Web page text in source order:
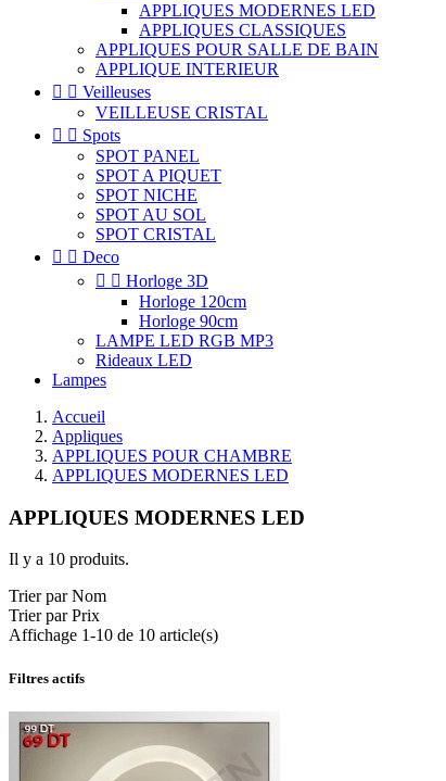
APPLIQUES MODERNES LED
APPLIQUES CLASSIQUES
APPLIQUES POUR SALLE DE BAIN
APPLIQUE INTERIEUR
  Veilleuses
VEILLEUSE CRISTAL
  Spots
SPOT PANEL
SPOT A PIQUET
SPOT NICHE
SPOT AU SOL
SPOT CRISTAL
  Deco
  Horloge 3D
Horloge 120cm
Horloge 90cm
LAMPE LED RGB MP3
Rideaux LED
Lampes
Accueil
Appliques
APPLIQUES POUR CHAMBRE
APPLIQUES MODERNES LED
APPLIQUES MODERNES LED
Il y a 10 produits.
Trier par Nom
Trier par Prix
Affichage 1-10 de 10 article(s)
Filtres actifs